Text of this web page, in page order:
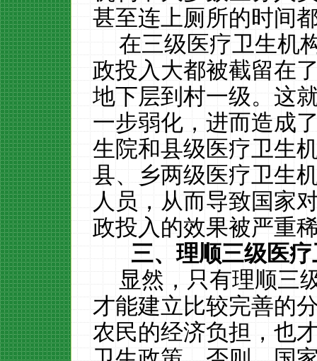
甚至连上厕所的时间
在三级医疗卫生机
政投入大都被截留在
地下层到村一级。这
一步弱化，进而造成
生院和县级医疗卫生
县、乡两级医疗卫生
人员，从而导致国家
政投入的效果被严重
三、理顺三级医
显然，只有理顺三
才能建立比较完善的
农民的经济负担，也